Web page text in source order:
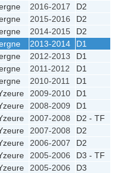
2016-2017
D2
2015-2016
D2
2014-2015
D2
2013-2014
D1
2012-2013
D1
2011-2012
D1
2010-2011
D1
2009-2010
D1
2008-2009
D1
2007-2008
D2 - TF
2007-2008
D2
2006-2007
D2
2005-2006
D3 - TF
2005-2006
D3